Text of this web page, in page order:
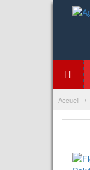
Accueil